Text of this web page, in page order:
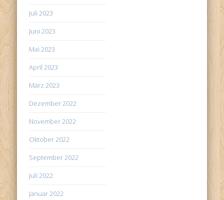
Juli 2023
Juni 2023
Mai 2023
April 2023
März 2023
Dezember 2022
November 2022
Oktober 2022
September 2022
Juli 2022
Januar 2022